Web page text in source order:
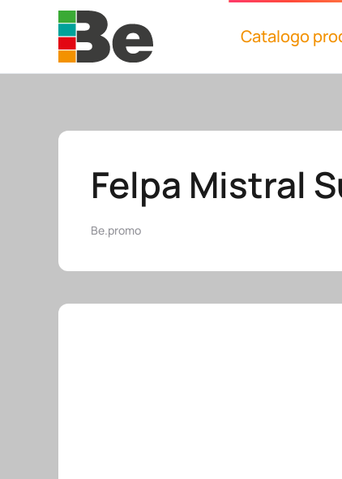
Skip to main content Catalogo
Felpa Mistral
Be.promo